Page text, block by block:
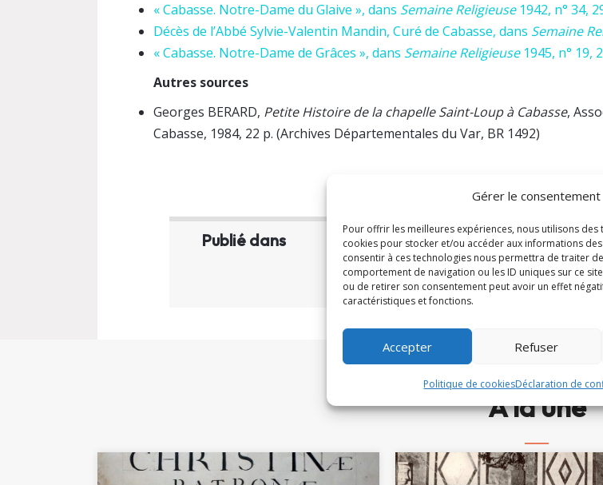
Gérer le consentement
Pour offrir les meilleures expériences, nous utilisons des
cookies pour stocker et/ou accéder aux informations
consentir à ces technologies nous permettra de traiter
comportement de navigation ou les ID uniques sur ce
ou de retirer son consentement peut avoir un effet
caractéristiques et fonctions.
Accepter Refuser
Politique de cookiesDéclaration de
« Cabasse. Notre-Dame du Glaive », dans Semaine Religieuse1942, n° 34,
Décès de l’Abbé Sylvie-Valentin Mandin, Curé de Cabasse, dans Semaine
« Cabasse. Notre-Dame de Grâces », dans Semaine Religieuse1945, n° 19,
Autres sources
Georges BERARD, Petite Histoire de la chapelle Saint-Loup à Cabasse,
Cabasse, 1984, 22 p. (Archives Départementales du Var, BR 1492)
Publié dans
À la une